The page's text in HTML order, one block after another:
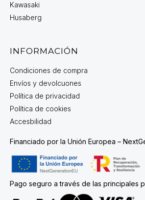
Kawasaki
Husaberg
INFORMACIÓN
Condiciones de compra
Envíos y devolcuones
Política de privacidad
Política de cookies
Accesbilidad
Financiado por la Unión Europea –
Pago seguro a través de las principales